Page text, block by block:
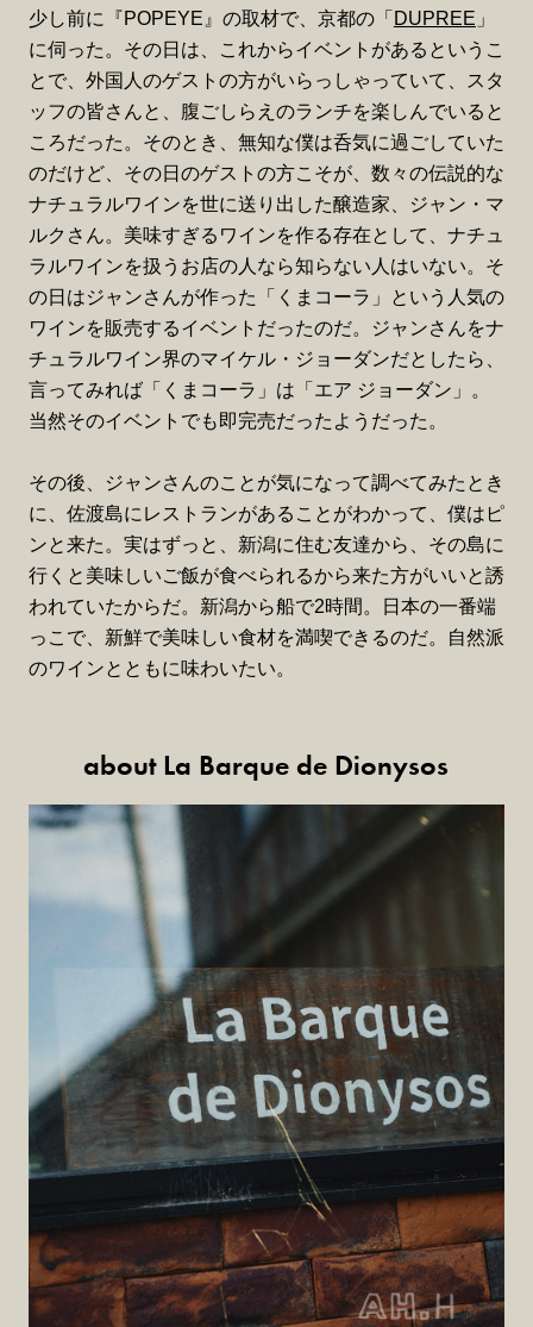
少し前に『POPEYE』の取材で、京都の「 DUPREE 」
に伺った。その日は、これからイベントがあるというこ
とで、外国人のゲストの方がいらっしゃっていて、スタ
ッフの皆さんと、腹ごしらえのランチを楽しんでいると
ころだった。そのとき、無知な僕は呑気に過ごしていた
のだけど、その日のゲストの方こそが、数々の伝説的な
ナチュラルワインを世に送り出した醸造家、ジャン・マ
ルクさん。美味すぎるワインを作る存在として、ナチュ
ラルワインを扱うお店の人なら知らない人はいない。そ
の日はジャンさんが作った「くまコーラ」という人気の
ワインを販売するイベントだったのだ。ジャンさんをナ
チュラルワイン界のマイケル・ジョーダンだとしたら、
言ってみれば「くまコーラ」は「エア ジョーダン」。
当然そのイベントでも即完売だったようだった。
その後、ジャンさんのことが気になって調べてみたとき
に、佐渡島にレストランがあることがわかって、僕はピ
ンと来た。実はずっと、新潟に住む友達から、その島に
行くと美味しいご飯が食べられるから来た方がいいと誘
われていたからだ。新潟から船で2時間。日本の一番端
っこで、新鮮で美味しい食材を満喫できるのだ。自然派
のワインとともに味わいたい。
about La Barque de Dionysos